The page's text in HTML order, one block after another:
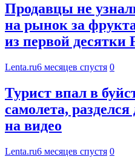
Продавцы не
на рынок за
из первой десятки
Lenta.ru6 месяцев спустя 0
Турист впал в
самолета,
на видео
Lenta.ru6 месяцев спустя 0